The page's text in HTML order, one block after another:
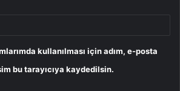
kullanılması için adım, e-posta
bu tarayıcıya kaydedilsin.